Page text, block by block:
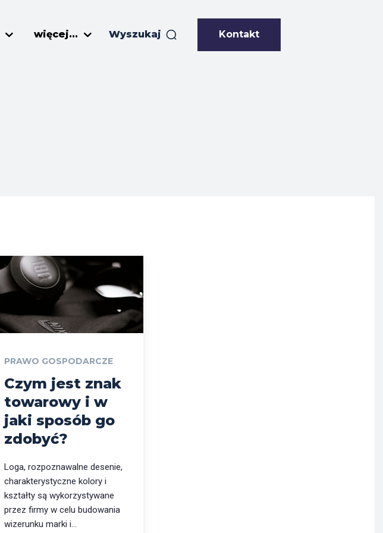
więcej... Wyszukaj Kontakt
PRAWO GOSPODARCZE
Czym jest znak
towarowy i w
jaki sposób go
zdobyć?
Loga, rozpoznawalne desenie,
charakterystyczne kolory i
kształty są wykorzystywane
przez firmy w celu budowania
wizerunku marki i...